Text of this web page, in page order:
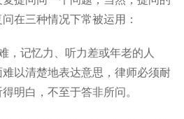
在三种情况下常被运用：
，记忆力、听力差或年老的人
以清楚地表达意思，律师必须耐
明白，不至于答非所问。